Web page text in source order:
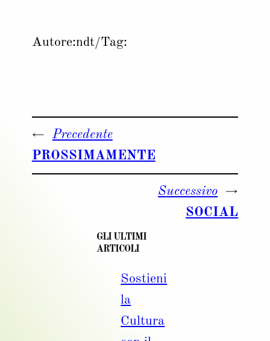
Autore:ndt/Tag:
←
Precedente
PROSSIMAMENTE
Successivo
→
SOCIAL
GLI ULTIMI
ARTICOLI
Sostieni
la
Cultura